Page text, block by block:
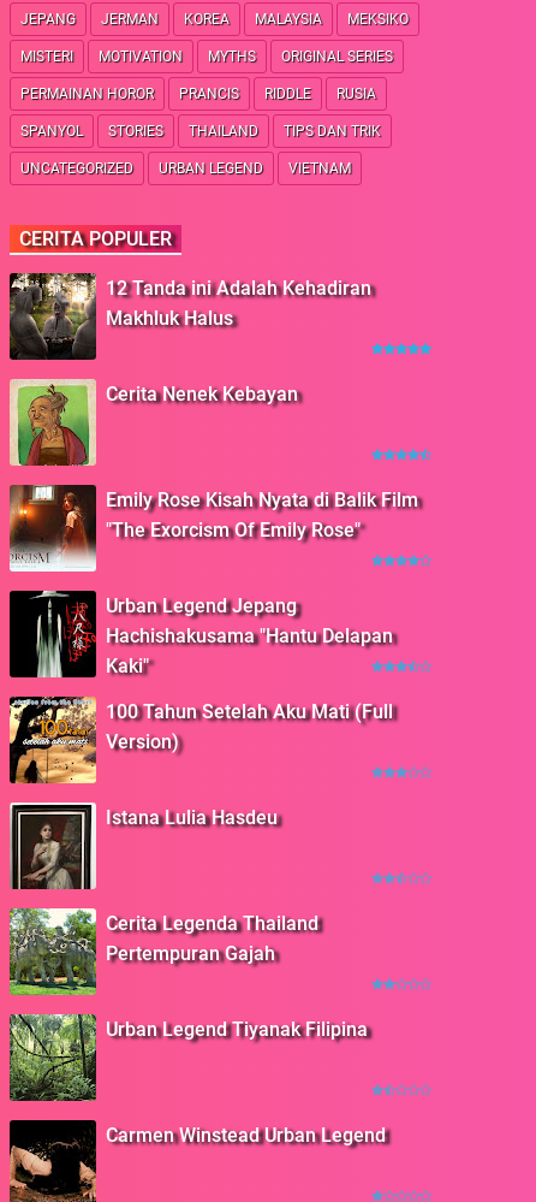
JEPANG JERMAN KOREA MALAYSIA MEKSIKO
MISTERI MOTIVATION MYTHS ORIGINAL SERIES
PERMAINAN HOROR PRANCIS RIDDLE RUSIA
SPANYOL STORIES THAILAND TIPS DAN TRIK
UNCATEGORIZED URBAN LEGEND VIETNAM
CERITA POPULER
12 Tanda ini Adalah Kehadiran
Makhluk Halus
Cerita Nenek Kebayan
Emily Rose Kisah Nyata di Balik Film
"The Exorcism Of Emily Rose"
Urban Legend Jepang
Hachishakusama "Hantu Delapan
Kaki"
100 Tahun Setelah Aku Mati (Full
Version)
Istana Lulia Hasdeu
Cerita Legenda Thailand
Pertempuran Gajah
Urban Legend Tiyanak Filipina
Carmen Winstead Urban Legend